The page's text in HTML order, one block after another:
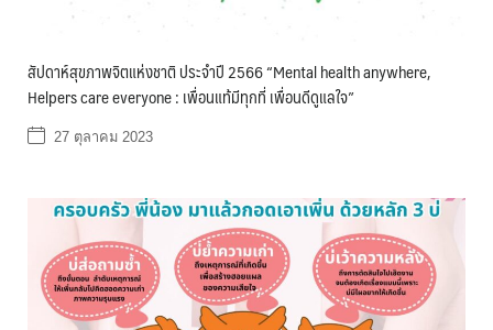
สัปดาห์สุขภาพจิตแห่งชาติ ประจำปี 2566 “Mental health anywhere,
Helpers care everyone : เพื่อนแท้มีทุกที่ เพื่อนดีดูแลใจ”
27 ตุลาคม 2023